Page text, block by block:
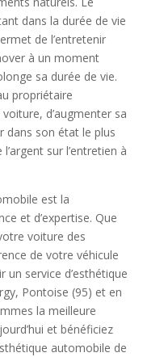
dans la durée de vie
de l’entretenir
à un moment
sa durée de vie.
propriétaire
d’augmenter sa
dans son état le plus
sur l’entretien à
est la
et d’expertise. Que
voiture des
de votre véhicule
un service d’esthétique
Pontoise (95) et en
la meilleure
et bénéficiez
automobile de